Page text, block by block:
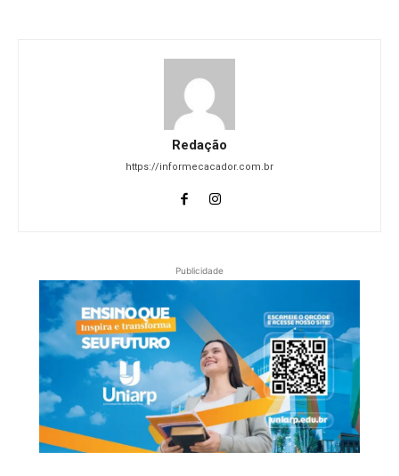
Redação
https://informecacador.com.br
Publicidade